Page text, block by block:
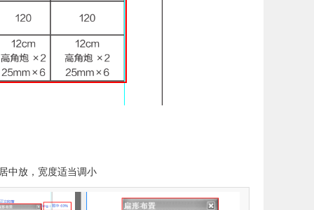
中放，宽度适当调小